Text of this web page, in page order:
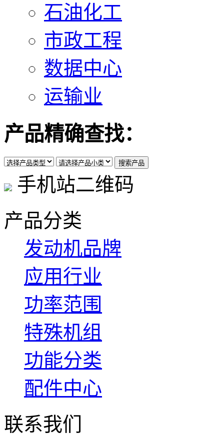
石油化工
市政工程
数据中心
运输业
产品精确查找：
手机站二维码
产品分类
发动机品牌
应用行业
功率范围
特殊机组
功能分类
配件中心
联系我们